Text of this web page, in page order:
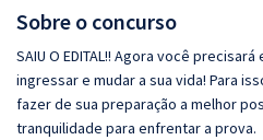
Sobre o concurso
SAIU O EDITAL!! Agora você
ingressar e mudar a sua vida! Para
fazer de sua preparação a melhor
tranquilidade para enfrentar a prova.